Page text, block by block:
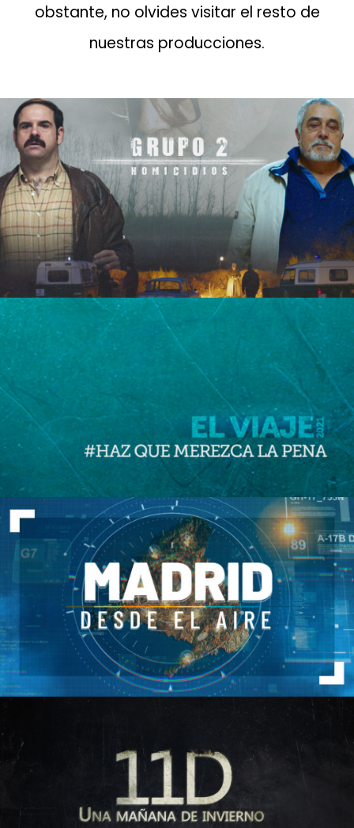
obstante, no olvides visitar el resto de
nuestras producciones.